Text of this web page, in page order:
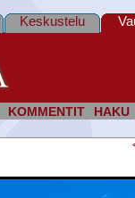
KOMMENTIT HAKU
Keskustelu